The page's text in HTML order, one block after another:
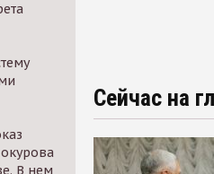
В нем
Сейчас на